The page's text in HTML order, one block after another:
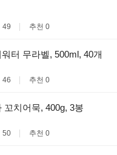
49 추천 0
터 무라벨, 500ml, 40개
46 추천 0
꼬치어묵, 400g, 3봉
50 추천 0